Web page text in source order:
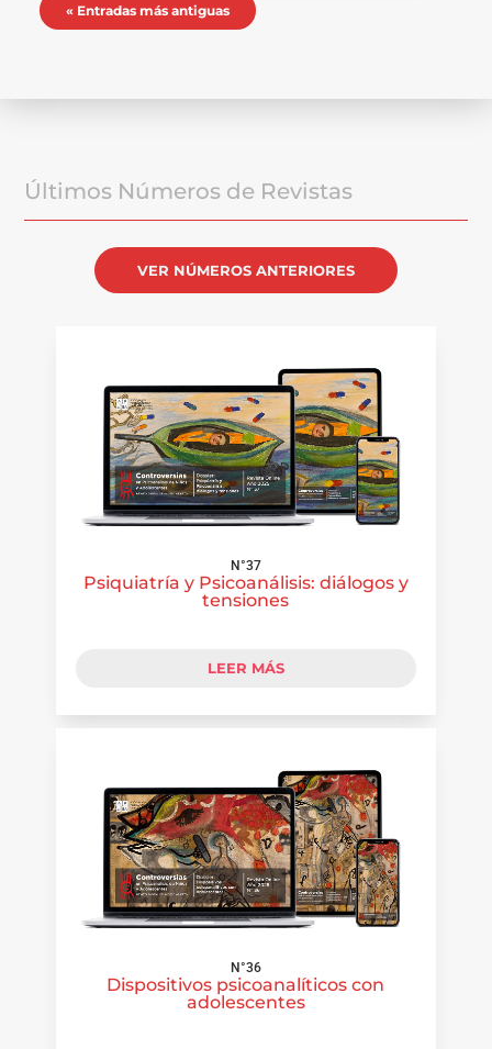
« Entradas más antiguas
Últimos Números de Revistas
VER NÚMEROS ANTERIORES
N°37
Psiquiatría y Psicoanálisis: diálogos y
tensiones
LEER MÁS
N°36
Dispositivos psicoanalíticos con
adolescentes